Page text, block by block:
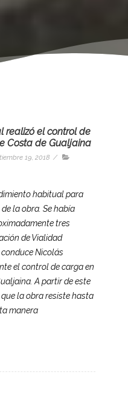
realizó el control de
Costa de Gualjaina
19, 2018 /
habitual para
la obra. Se había
tres
de Vialidad
conduce Nicolás
el control de carga en
A partir de este
la obra resiste hasta
manera